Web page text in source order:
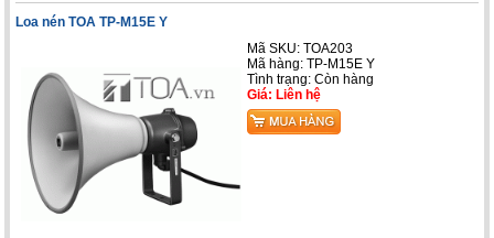
Loa nén TOA TP-M15E Y
Mã SKU: TOA203
Mã hàng: TP-M15E Y
Tình trạng: Còn hàng
Giá: Liên hệ